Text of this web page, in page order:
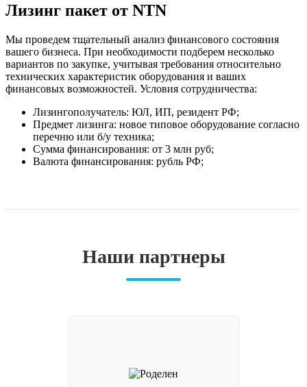
Лизинг пакет от NTN
Мы проведем тщательный анализ финансового состояния
вашего бизнеса. При необходимости подберем несколько
вариантов по закупке, учитывая требования относительно
технических характеристик оборудования и ваших
финансовых возможностей. Условия сотрудничества:
Лизингополучатель: ЮЛ, ИП, резидент РФ;
Предмет лизинга: новое типовое оборудование согласно
перечню или б/у техника;
Сумма финансирования: от 3 млн руб;
Валюта финансирования: рубль РФ;
Наши партнеры